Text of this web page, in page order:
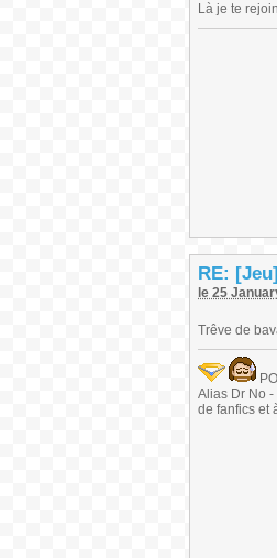
Là je te
RE:
le 25
Trêve de
Alias Dr No
de fanfics et